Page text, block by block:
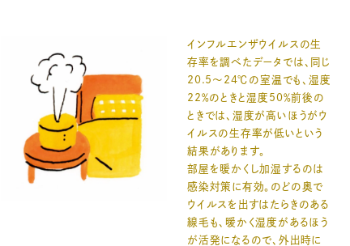
インフルエンザウイルスの生
存率を調べたデータでは、同じ
20.5～24℃の室温でも、湿度
22％のときと湿度50％前後の
ときでは、湿度が高いほうがウ
イルスの生存率が低いという
結果があります。
部屋を暖かくし加湿するのは
感染対策に有効。のどの奥で
ウイルスを出すはたらきのある
線毛も、暖かく湿度があるほう
が活発になるので、外出時に